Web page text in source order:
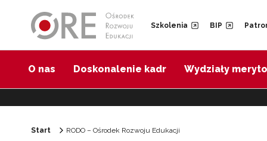
Szkolenia BIP
O nas Doskonalenie kadr Wydziały
Start RODO – Ośrodek Rozwoju Edukacji